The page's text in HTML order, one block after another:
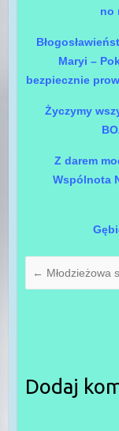
no
Maryi –
bezpiecznie
Życzymy
Z darem
Wspólnota
← Młodzieżowa
Dodaj